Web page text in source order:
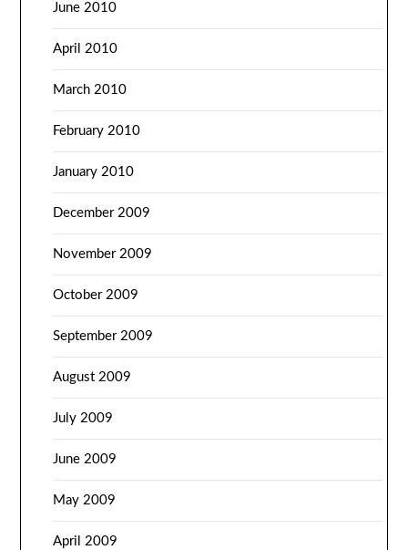
June 2010
April 2010
March 2010
February 2010
January 2010
December 2009
November 2009
October 2009
September 2009
August 2009
July 2009
June 2009
May 2009
April 2009